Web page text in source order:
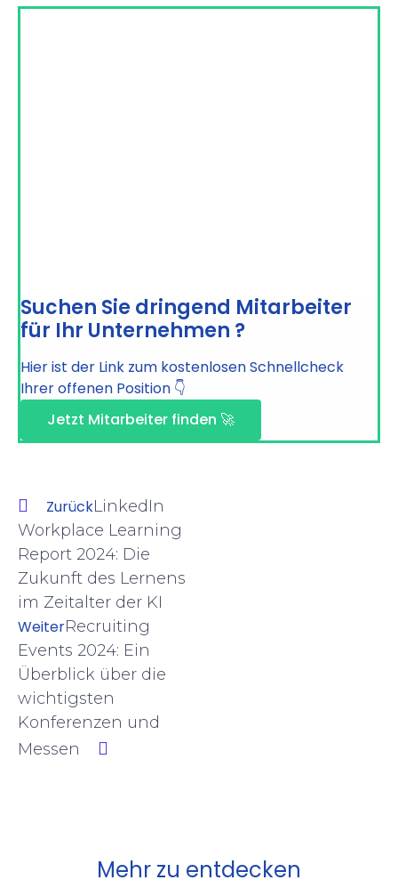
Suchen Sie dringend Mitarbeiter
für Ihr Unternehmen ?
Hier ist der Link zum kostenlosen Schnellcheck
Ihrer offenen Position 👇
Jetzt Mitarbeiter finden 🚀
ZurückLinkedIn
Workplace Learning
Report 2024: Die
Zukunft des Lernens
im Zeitalter der KI
WeiterRecruiting
Events 2024: Ein
Überblick über die
wichtigsten
Konferenzen und
Messen
Mehr zu entdecken